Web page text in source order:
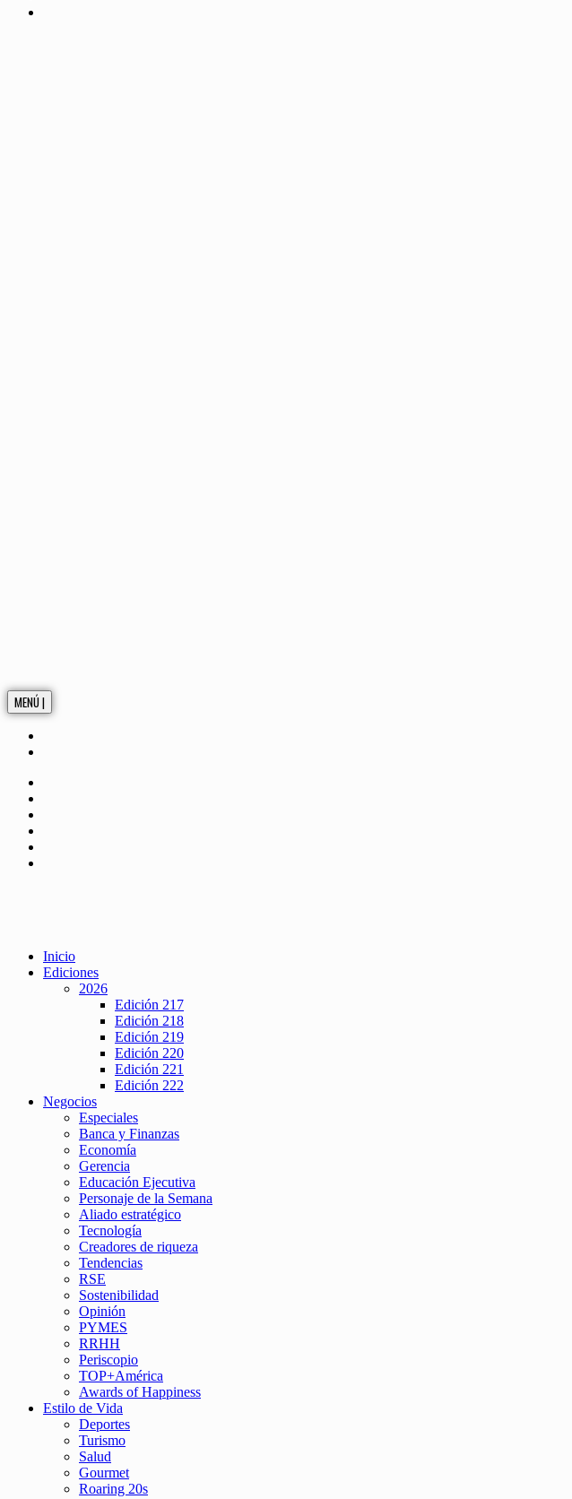
MENÚ |
Inicio
Ediciones
2026
Edición 217
Edición 218
Edición 219
Edición 220
Edición 221
Edición 222
Negocios
Especiales
Banca y Finanzas
Economía
Gerencia
Educación Ejecutiva
Personaje de la Semana
Aliado estratégico
Tecnología
Creadores de riqueza
Tendencias
RSE
Sostenibilidad
Opinión
PYMES
RRHH
Periscopio
TOP+América
Awards of Happiness
Estilo de Vida
Deportes
Turismo
Salud
Gourmet
Roaring 20s